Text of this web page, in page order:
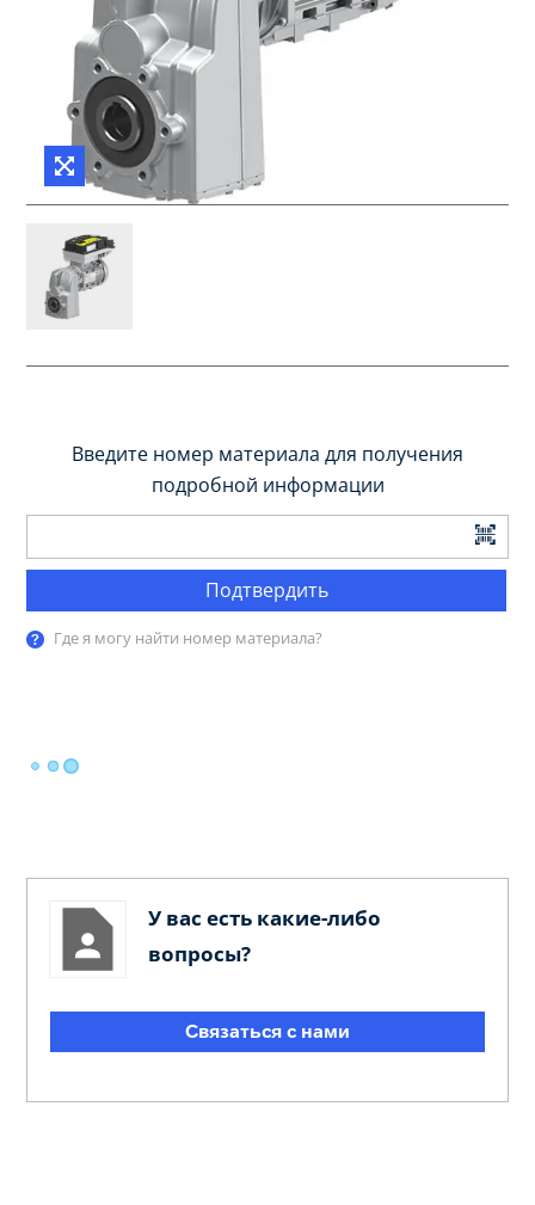
Введите номер материала для получения
подробной информации
Подтвердить
Где я могу найти номер материала?
У вас есть какие-либо
вопросы?
Связаться с нами